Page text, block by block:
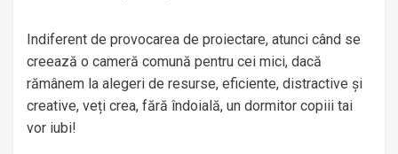
Indiferent de provocarea de proiectare, atunci când se
creează o cameră comună pentru cei mici, dacă
rămânem la alegeri de resurse, eficiente, distractive și
creative, veți crea, fără îndoială, un dormitor copiii tai
vor iubi!